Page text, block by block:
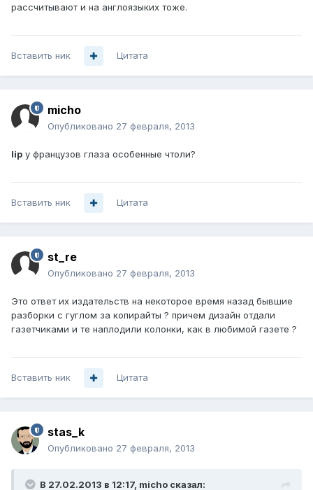
рассчитывают и на англоязыких тоже.
Вставить ник Цитата
micho
Опубликовано 27 февраля, 2013
lip у французов глаза особенные чтоли?
Вставить ник Цитата
st_re
Опубликовано 27 февраля, 2013
Это ответ их издательств на некоторое время назад бывшие
разборки с гуглом за копирайты ? причем дизайн отдали
газетчиками и те наплодили колонки, как в любимой газете ?
Вставить ник Цитата
stas_k
Опубликовано 27 февраля, 2013
В 27.02.2013 в 12:17, micho сказал: